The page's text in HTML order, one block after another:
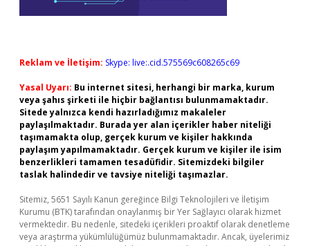
Reklam ve İletişim: Skype: live:.cid.575569c608265c69
Yasal Uyarı: Bu internet sitesi, herhangi bir marka, kurum
veya şahıs şirketi ile hiçbir bağlantısı bulunmamaktadır.
Sitede yalnızca kendi hazırladığımız makaleler
paylaşılmaktadır. Burada yer alan içerikler haber niteliği
taşımamakta olup, gerçek kurum ve kişiler hakkında
paylaşım yapılmamaktadır. Gerçek kurum ve kişiler ile isim
benzerlikleri tamamen tesadüfidir. Sitemizdeki bilgiler
taslak halindedir ve tavsiye niteliği taşımazlar.
Sitemiz, 5651 Sayılı Kanun gereğince Bilgi Teknolojileri ve İletişim
Kurumu (BTK) tarafından onaylanmış bir Yer Sağlayıcı olarak hizmet
vermektedir. Bu nedenle, sitedeki içerikleri proaktif olarak denetleme
veya araştırma yükümlülüğümüz bulunmamaktadır. Ancak, üyelerimiz